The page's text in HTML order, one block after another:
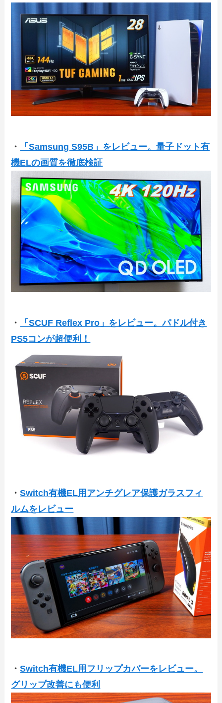
・
「Samsung S95B」をレビュー。量子ドット有
機ELの画質を徹底検証
・
「SCUF Reflex Pro」をレビュー。パドル付き
PS5コンが超便利！
・Switch有機EL用アンチグレア保護ガラスフィ
ルムをレビュー
・Switch有機EL用フリップカバーをレビュー。
グリップ改善にも便利